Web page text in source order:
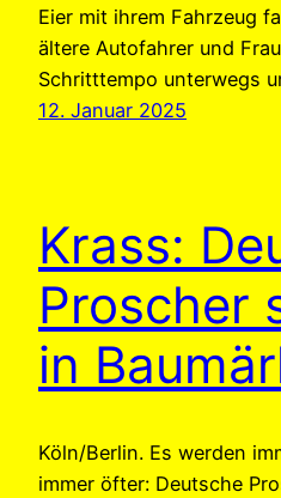
Eier mit ihrem Fahrzeug
ältere Autofahrer und
Schritttempo unterwegs
12. Januar 2025
Krass:
Proscher
in
Köln/Berlin. Es werden
immer öfter: Deutsche